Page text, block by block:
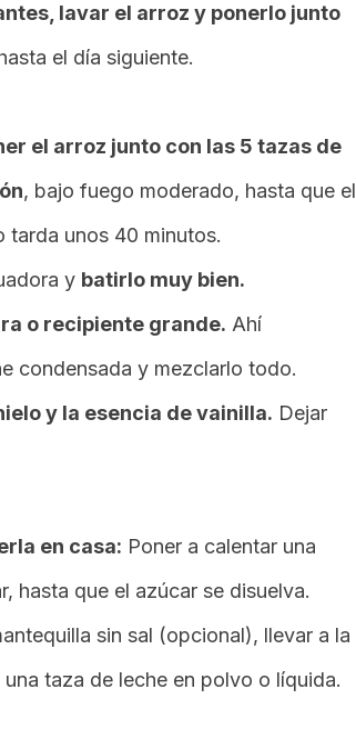
lavar el arroz y ponerlo junto
el día siguiente.
el arroz junto con las 5 tazas de
, bajo fuego moderado, hasta que el
tarda unos 40 minutos.
y batirlo muy bien.
o recipiente grande. Ahí
condensada y mezclarlo todo.
y la esencia de vainilla. Dejar
en casa: Poner a calentar una
hasta que el azúcar se disuelva.
sin sal (opcional), llevar a la
taza de leche en polvo o líquida.